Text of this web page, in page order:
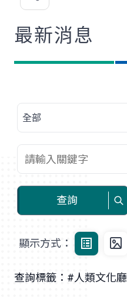
歡
最新消息
查詢
顯示方式：
查詢標籤：#人類文化廳